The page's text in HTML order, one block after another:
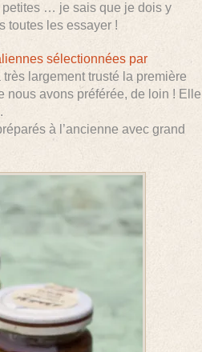
petites … je sais que je dois y
toutes les essayer !
sélectionnées par
largement trusté la première
nous avons préférée, de loin ! Elle
à l’ancienne avec grand